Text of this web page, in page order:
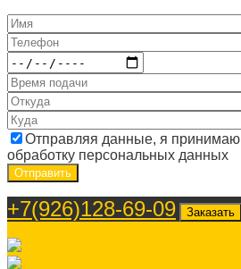
Отправляя данные, я принимаю
обработку персональных данных
+7(926)128-69-09 Заказать